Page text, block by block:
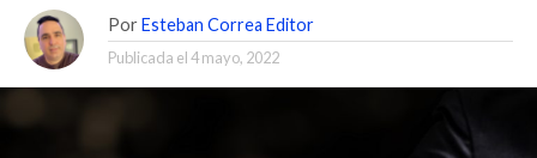
Por Esteban Correa Editor
Publicada el4 mayo, 2022